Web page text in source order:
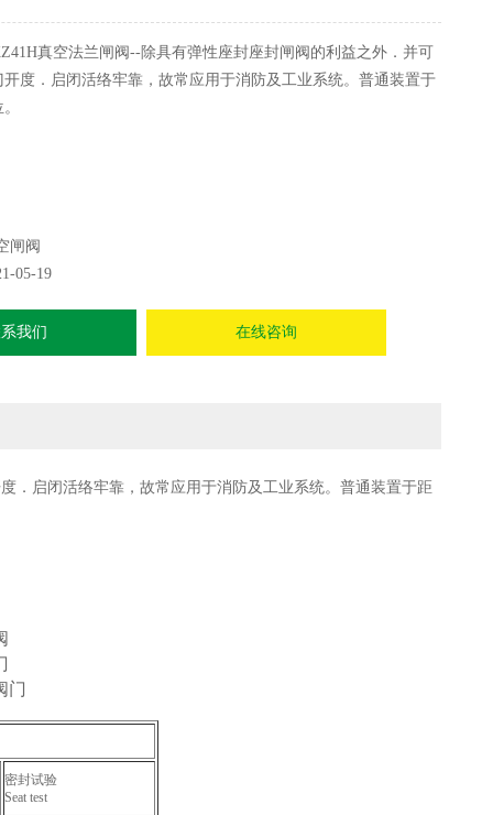
真空法兰闸阀--除具有弹性座封座封闸阀的利益之外．并可
开度．启闭活络牢靠，故常应用于消防及工业系统。普通装置于
闸阀
05-19
我们 在线咨询
．启闭活络牢靠，故常应用于消防及工业系统。普通装置于距
门
密封试验
Seat test